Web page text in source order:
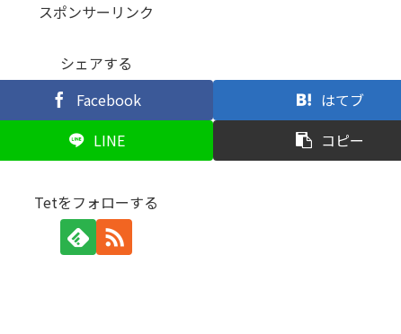
スポンサーリンク
シェアする
Facebook
はてブ
LINE コピー
Tetをフォローする